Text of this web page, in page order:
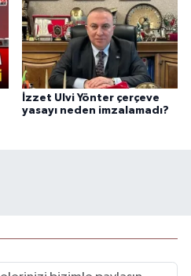
İzzet Ulvi Yönter çerçeve
yasayı neden imzalamadı?